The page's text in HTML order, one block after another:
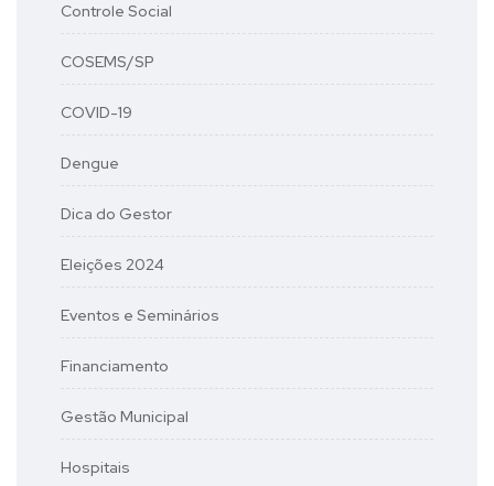
Controle Social
COSEMS/SP
COVID-19
Dengue
Dica do Gestor
Eleições 2024
Eventos e Seminários
Financiamento
Gestão Municipal
Hospitais